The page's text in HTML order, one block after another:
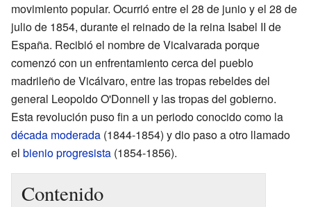
movimiento popular. Ocurrió entre el 28 de junio y el 28 de
julio de 1854, durante el reinado de la reina Isabel II de
España. Recibió el nombre de Vicalvarada porque
comenzó con un enfrentamiento cerca del pueblo
madrileño de Vicálvaro, entre las tropas rebeldes del
general Leopoldo O'Donnell y las tropas del gobierno.
Esta revolución puso fin a un periodo conocido como la
década moderada (1844-1854) y dio paso a otro llamado
el bienio progresista (1854-1856).
Contenido